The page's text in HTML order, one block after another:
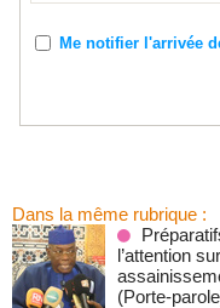
Me notifier l'arrivée
Dans la même rubrique :
l’attention
(Porte-